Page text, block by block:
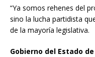
“Ya somos rehenes del
sino la lucha partidista
de la mayoría legislativa.
Gobierno del Estado